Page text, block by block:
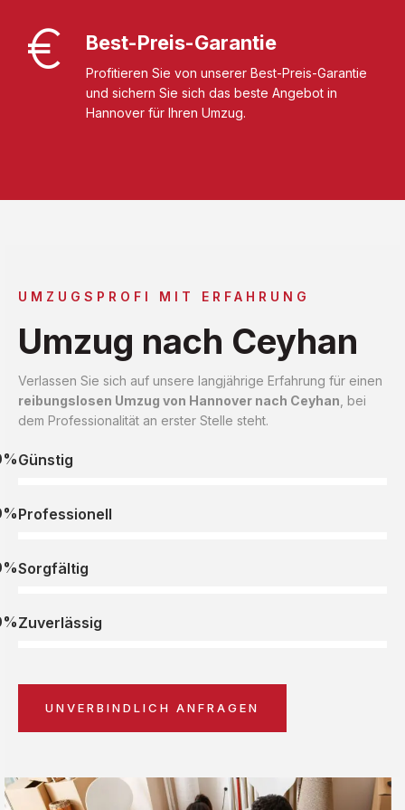
Best-Preis-Garantie
Profitieren Sie von unserer Best-Preis-Garantie
und sichern Sie sich das beste Angebot in
Hannover für Ihren Umzug.
UMZUGSPROFI MIT ERFAHRUNG
Umzug nach Ceyhan
Verlassen Sie sich auf unsere langjährige Erfahrung für einen
reibungslosen Umzug von Hannover nach Ceyhan , bei
dem Professionalität an erster Stelle steht.
Günstig
Professionell
Sorgfältig
Zuverlässig
UNVERBINDLICH ANFRAGEN